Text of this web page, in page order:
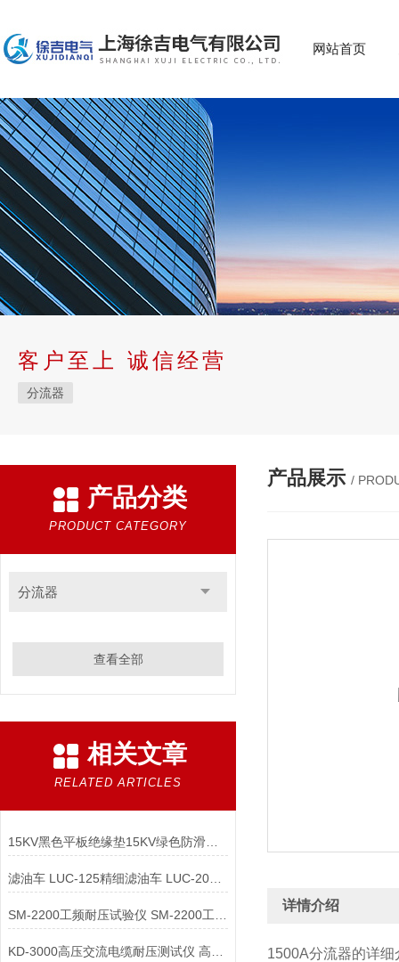
网站首页
客户至上 诚信经营
分流器
产品分类
PRODUCT CATEGORY
分流器
查看全部
相关文章
RELATED ARTICLES
15KV黑色平板绝缘垫15KV绿色防滑绝缘垫
滤油车 LUC-125精细滤油车 LUC-200精细滤油车
产品展示 /
详情介绍
1500A分流器的详细